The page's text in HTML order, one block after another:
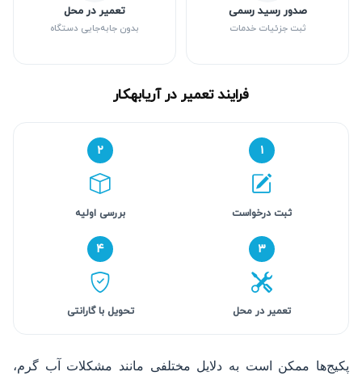
صدور رسید رسمی
ثبت جزئیات خدمات
تعمیر در محل
بدون جابه‌جایی دستگاه
فرایند تعمیر در آریابهکار
۱
ثبت درخواست
۲
بررسی اولیه
۳
تعمیر در محل
۴
تحویل با گارانتی
پکیج‌ها ممکن است به دلایل مختلفی مانند مشکلات آب گرم،